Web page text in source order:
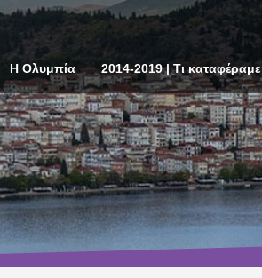
Η Ολυμπία 2014-2019 | Τι καταφέραμε